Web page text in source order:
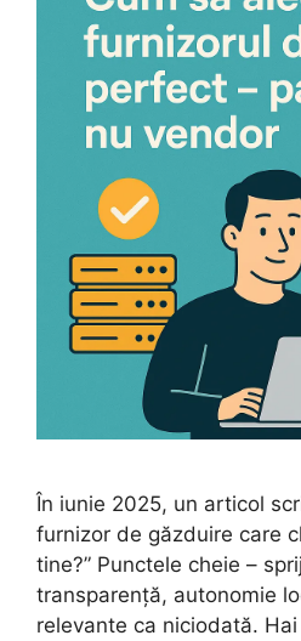
În iunie 2025, un articol
furnizor de găzduire care
tine?” Punctele cheie –
transparență, autonomie
relevante ca niciodată.